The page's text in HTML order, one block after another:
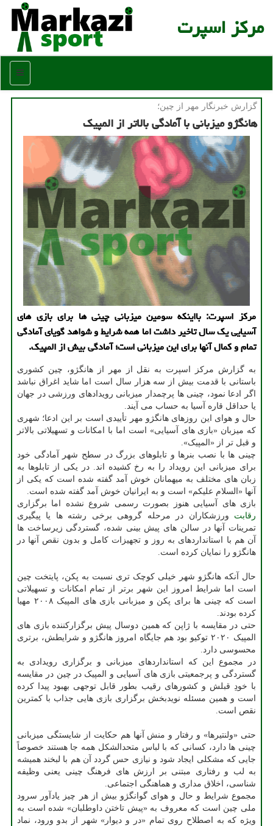
مركز اسپرت
منو
گزارش خبرنگار مهر از چین؛
هانگژو میزبانی با آمادگی بالاتر از المپیک
مرکز اسپرت: بااینکه سومین میزبانی چینی ها برای بازی های
آسیایی یک سال تاخیر داشت اما همه شرایط و شواهد گویای آمادگی
تمام و کمال آنها برای این میزبانی است؛ آمادگی بیش از المپیک.
به گزارش مرکز اسپرت به نقل از مهر از هانگژو، چین کشوری
باستانی با قدمت بیش از سه هزار سال است اما شاید اغراق نباشد
اگر ادعا نمود، چینی ها پرچمدار میزبانی رویدادهای ورزشی در جهان
یا حداقل قاره آسیا به حساب می آیند.
حال و هوای این روزهای هانگژو مهر تأییدی است بر این ادعا؛ شهری
که میزبان «بازی های آسیایی» است اما با امکانات و تسهیلاتی بالاتر
و قبل تر از «المپیک».
چینی ها با نصب بنرها و تابلوهای بزرگ در سطح شهر آمادگی خود
برای میزبانی این رویداد را به رخ کشیده اند. در یکی از تابلوها به
زبان های مختلف به میهمانان خوش آمد گفته شده است که یکی از
آنها «السلام علیکم» است و به ایرانیان خوش آمد گفته شده است.
بازی های آسیایی هنوز بصورت رسمی شروع نشده اما برگزاری
رقابت ورزشکاران در مرحله گروهی برخی رشته ها یا پیگیری
تمرینات آنها در سالن های پیش بینی شده، گستردگی زیرساخت ها
آن هم با استانداردهای به روز و تجهیزات کامل و بدون نقص آنها در
هانگژو را نمایان کرده است.
حال آنکه هانگژو شهر خیلی کوچک تری نسبت به پکن، پایتخت چین
است اما شرایط امروز این شهر برتر از تمام امکانات و تسهیلاتی
است که چینی ها برای پکن و میزبانی بازی های المپیک ۲۰۰۸ مهیا
کرده بودند.
حتی در مقایسه با ژاپن که همین دوسال پیش برگزارکننده بازی های
المپیک ۲۰۲۰ توکیو بود هم جایگاه امروز هانگژو و شرایطش، برتری
محسوسی دارد.
در مجموع این که استانداردهای میزبانی و برگزاری رویدادی به
گستردگی و پرجمعیتی بازی های آسیایی و المپیک در چین در مقایسه
با خودِ قبلش و کشورهای رقیب بطور قابل توجهی بهبود پیدا کرده
است و همین مسئله نویدبخش برگزاری بازی هایی جذاب با کمترین
نقص است.
حتی «ولنتیرها» و رفتار و منش آنها هم حکایت از شایستگی میزبانی
چینی ها دارد، کسانی که با لباس متحدالشکل همه جا هستند خصوصاً
جایی که مشکلی ایجاد شود و نیازی حس گردد آن هم با لبخند همیشه
به لب و رفتاری مبتنی بر ارزش های فرهنگ چینی یعنی وظیفه
شناسی، اخلاق مداری و هماهنگی اجتماعی.
مجموع شرایط و حال و هوای گوانگژو بیش از هر چیز یادآور سرود
ملی چین است که معروف به «پیش تاختن داوطلبان» شده است به
ویژه که به اصطلاح روی تمام «در و دیوار» شهر از بدو ورود، نماد